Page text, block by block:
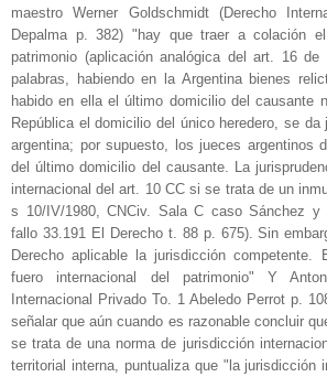
maestro Werner Goldschmidt (Derecho
Depalma p. 382) "hay que traer a colación
patrimonio (aplicación analógica del art. 16
palabras, habiendo en la Argentina bienes
habido en ella el último domicilio del causante
República el domicilio del único heredero, se da
argentina; por supuesto, los jueces argentinos
del último domicilio del causante. La
internacional del art. 10 CC si se trata de un
s 10/IV/1980, CNCiv. Sala C caso Sánchez y
fallo 33.191 El Derecho t. 88 p. 675). Sin
Derecho aplicable la jurisdicción competente.
fuero internacional del patrimonio" Y
Internacional Privado To. 1 Abeledo Perrot p.
señalar que aún cuando es razonable concluir
se trata de una norma de jurisdicción
territorial interna, puntualiza que "la jurisdicción